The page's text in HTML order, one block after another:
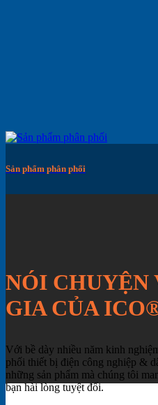
Sản phẩm phân phối
NÓI CHUYỆN
GIA CỦA
Với bề dày nhiều năm kinh
phối thiết bị điện công nghiệp &
những sản phẩm mà chúng tôi
bạn hài lòng tuyệt đối.